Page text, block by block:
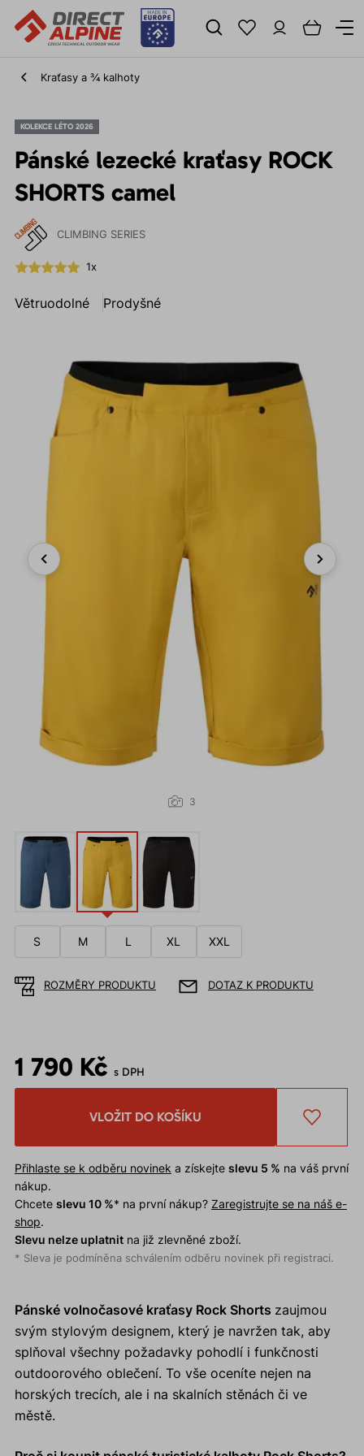
Kraťasy a ¾ kalhoty
KOLEKCE LÉTO 2026
Pánské lezecké kraťasy ROCK
SHORTS camel
CLIMBING SERIES
1x
Větruodolné Prodyšné
Next
3
S M L XL XXL
ROZMĚRY PRODUKTU DOTAZ K PRODUKTU
1 790 Kč s DPH
VLOŽIT DO KOŠÍKU
Přihlaste se k odběru novinek a získejte slevu 5 % na váš první
nákup.
Chcete slevu 10 %* na první nákup? Zaregistrujte se na náš e-
shop.
Slevu nelze uplatnitna již zlevněné zboží.
* Sleva je podmíněna schválením odběru novinek při registraci.
Pánské volnočasové kraťasy Rock Shorts zaujmou
svým stylovým designem, který je navržen tak, aby
splňoval všechny požadavky pohodlí i funkčnosti
outdoorového oblečení. To vše oceníte nejen na
horských trecích, ale i na skalních stěnách či ve
městě.